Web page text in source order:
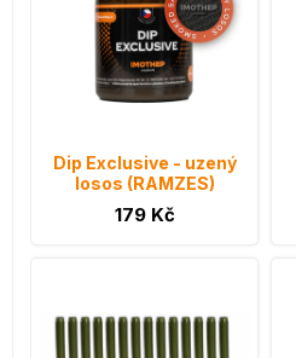
Dip Exclusive - uzený
losos (RAMZES)
179 Kč